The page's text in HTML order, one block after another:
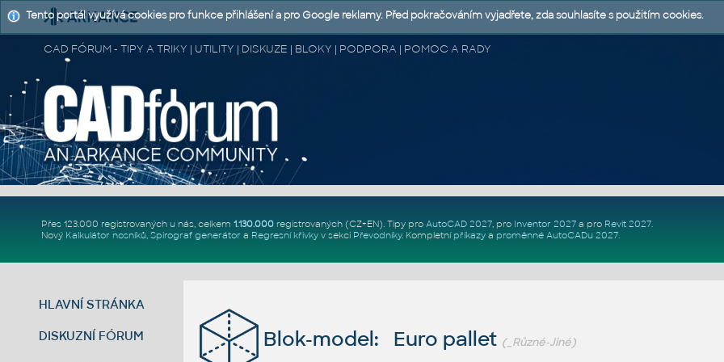
CAD FÓRUM - TIPY A TRIKY | UTILITY | DISKUZE | BLOKY | PODPORA | POMOC A RADY
Přes 123.000 registrovaných u nás, celkem 1.130.000registrovaných (CZ+EN). Tipy pro AutoCAD 2027, pro Inventor 2027a pro Revit 2027.
Nový Kalkulátor nosníků, Spirograf generátor a Regresní křivkyv sekci Převodníky. Kompletní příkazya proměnné AutoCADu 2027.
HLAVNÍ STRÁNKA
DISKUZNÍ FÓRUM Blok-model: Euro pallet (_Různé-Jiné)
Tento portál využívá cookies pro funkce přihlášení a pro Google reklamy. Před pokračováním vyjadřete, zda souhlasíte s použitím cookies.